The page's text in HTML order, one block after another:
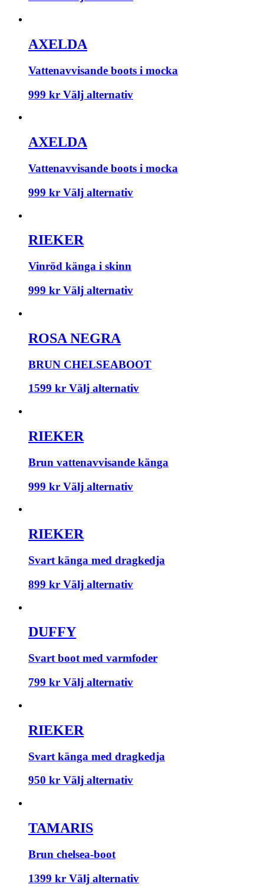
AXELDA
Vattenavvisande boots i mocka
999 kr Välj alternativ
AXELDA
Vattenavvisande boots i mocka
999 kr Välj alternativ
RIEKER
Vinröd känga i skinn
999 kr Välj alternativ
ROSA NEGRA
BRUN CHELSEABOOT
1599 kr Välj alternativ
RIEKER
Brun vattenavvisande känga
999 kr Välj alternativ
RIEKER
Svart känga med dragkedja
899 kr Välj alternativ
DUFFY
Svart boot med varmfoder
799 kr Välj alternativ
RIEKER
Svart känga med dragkedja
950 kr Välj alternativ
TAMARIS
Brun chelsea-boot
1399 kr Välj alternativ